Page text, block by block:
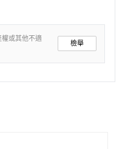
或其他不適
檢舉